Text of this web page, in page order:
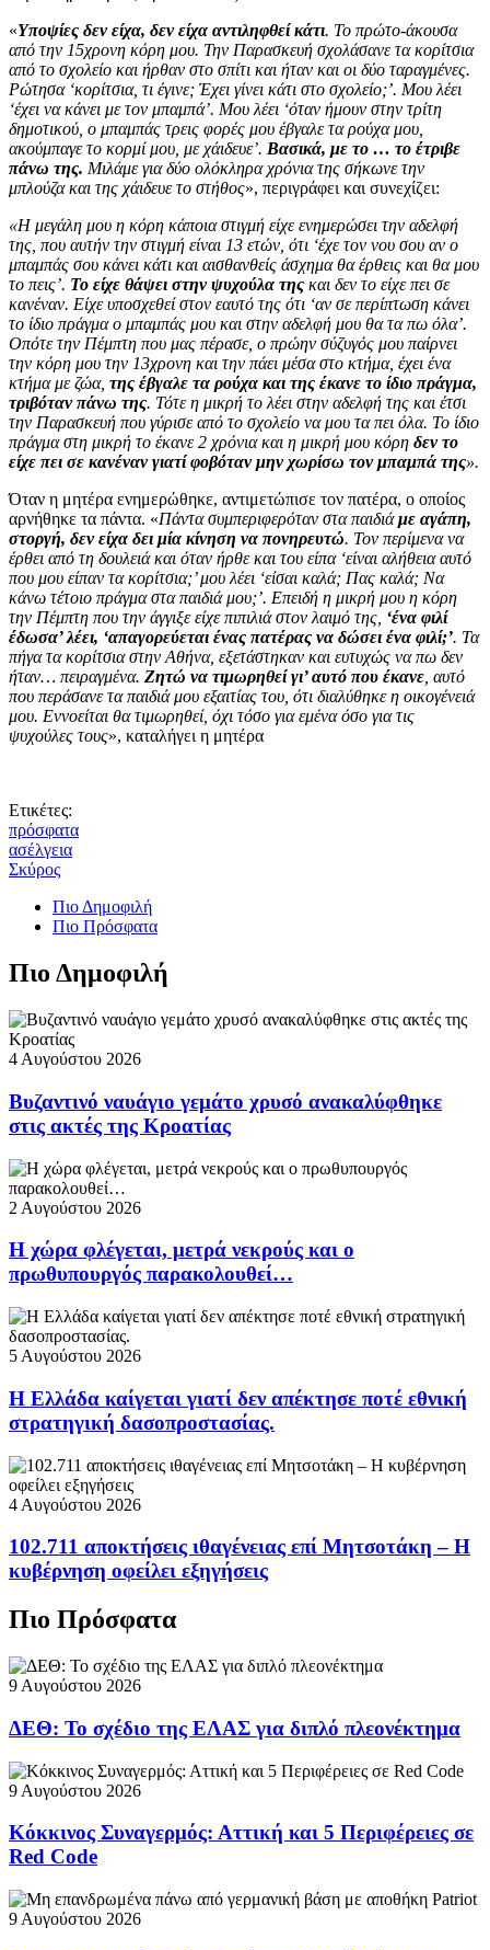
«Υποψίες δεν είχα, δεν είχα αντιληφθεί κάτι. Το πρώτο-άκουσα
από την 15χρονη κόρη μου. Την Παρασκευή σχολάσανε τα κορίτσια
από το σχολείο και ήρθαν στο σπίτι και ήταν και οι δύο ταραγμένες.
Ρώτησα ‘κορίτσια, τι έγινε; Έχει γίνει κάτι στο σχολείο;’. Μου λέει
‘έχει να κάνει με τον μπαμπά’. Μου λέει ‘όταν ήμουν στην τρίτη
δημοτικού, ο μπαμπάς τρεις φορές μου έβγαλε τα ρούχα μου,
ακούμπαγε το κορμί μου, με χάιδευε’. Βασικά, με το … το έτριβε
πάνω της. Μιλάμε για δύο ολόκληρα χρόνια της σήκωνε την
μπλούζα και της χάιδευε το στήθος», περιγράφει και συνεχίζει:
«Η μεγάλη μου η κόρη κάποια στιγμή είχε ενημερώσει την αδελφή
της, που αυτήν την στιγμή είναι 13 ετών, ότι ‘έχε τον νου σου αν ο
μπαμπάς σου κάνει κάτι και αισθανθείς άσχημα θα έρθεις και θα μου
το πεις’. Το είχε θάψει στην ψυχούλα της και δεν το είχε πει σε
κανέναν. Είχε υποσχεθεί στον εαυτό της ότι ‘αν σε περίπτωση κάνει
το ίδιο πράγμα ο μπαμπάς μου και στην αδελφή μου θα τα πω όλα’.
Οπότε την Πέμπτη που μας πέρασε, ο πρώην σύζυγός μου παίρνει
την κόρη μου την 13χρονη και την πάει μέσα στο κτήμα, έχει ένα
κτήμα με ζώα, της έβγαλε τα ρούχα και της έκανε το ίδιο πράγμα,
τριβόταν πάνω της. Τότε η μικρή το λέει στην αδελφή της και έτσι
την Παρασκευή που γύρισε από το σχολείο να μου τα πει όλα. Το ίδιο
πράγμα στη μικρή το έκανε 2 χρόνια και η μικρή μου κόρη δεν το
είχε πει σε κανέναν γιατί φοβόταν μην χωρίσω τον μπαμπά της».
Όταν η μητέρα ενημερώθηκε, αντιμετώπισε τον πατέρα, ο οποίος
αρνήθηκε τα πάντα. «Πάντα συμπεριφερόταν στα παιδιάμε αγάπη,
στοργή, δεν είχα δει μία κίνηση να πονηρευτώ. Τον περίμενα να
έρθει από τη δουλειά και όταν ήρθε και του είπα ‘είναι αλήθεια αυτό
που μου είπαν τα κορίτσια;’ μου λέει ‘είσαι καλά; Πας καλά; Να
κάνω τέτοιο πράγμα στα παιδιά μου;’. Επειδή η μικρή μου η κόρη
την Πέμπτη που την άγγιξε είχε πιπιλιά στον λαιμό της, ‘ένα φιλί
έδωσα’ λέει, ‘απαγορεύεται ένας πατέρας να δώσει ένα φιλί;’. Τα
πήγα τα κορίτσια στην Αθήνα, εξετάστηκαν και ευτυχώς να πω δεν
ήταν… πειραγμένα. Ζητώ να τιμωρηθεί γι’ αυτό που έκανε, αυτό
που περάσανε τα παιδιά μου εξαιτίας του, ότι διαλύθηκε η οικογένειά
μου. Εννοείται θα τιμωρηθεί, όχι τόσο για εμένα όσο για τις
ψυχούλες τους», καταλήγει η μητέρα
Ετικέτες:
πρόσφατα
ασέλγεια
Σκύρος
Πιο Δημοφιλή
Πιο Πρόσφατα
Πιο Δημοφιλή
4 Αυγούστου 2026
Βυζαντινό ναυάγιο γεμάτο χρυσό ανακαλύφθηκε
στις ακτές της Κροατίας
2 Αυγούστου 2026
Η χώρα φλέγεται, μετρά νεκρούς και ο
πρωθυπουργός παρακολουθεί…
5 Αυγούστου 2026
Η Ελλάδα καίγεται γιατί δεν απέκτησε ποτέ εθνική
στρατηγική δασοπροστασίας.
4 Αυγούστου 2026
102.711 αποκτήσεις ιθαγένειας επί Μητσοτάκη – Η
κυβέρνηση οφείλει εξηγήσεις
Πιο Πρόσφατα
9 Αυγούστου 2026
ΔΕΘ: Το σχέδιο της ΕΛΑΣ για διπλό πλεονέκτημα
9 Αυγούστου 2026
Κόκκινος Συναγερμός: Αττική και 5 Περιφέρειες σε
Red Code
9 Αυγούστου 2026